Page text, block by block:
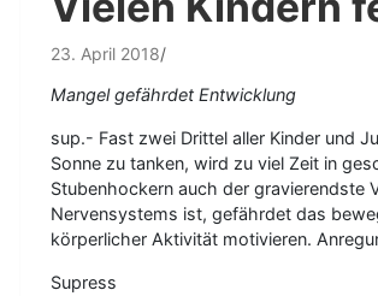
23. April 2018
Mangel gefährdet Entwicklung
sup.- Fast zwei Drittel aller Kinder und
Sonne zu tanken, wird zu viel Zeit in
Stubenhockern auch der gravierendste
Nervensystems ist, gefährdet das
körperlicher Aktivität motivieren.
Supress